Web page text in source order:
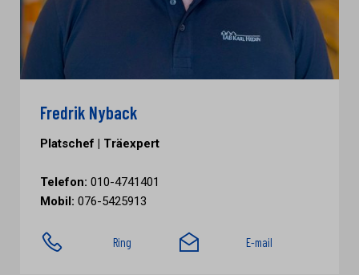
Fredrik Nyback
Platschef | Träexpert
Telefon: 010-4741401
Mobil: 076-5425913
Ring E-mail